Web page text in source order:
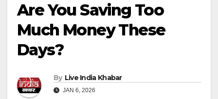
Are You Saving Too
Much Money These
Days?
By Live India Khabar
JAN 6, 2026